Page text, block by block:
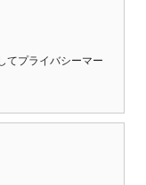
てプライバシーマー